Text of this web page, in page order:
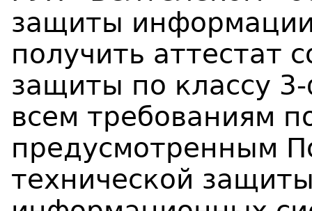
защиты
получить аттестат
защиты по классу
всем требованиям
предусмотренным
технической